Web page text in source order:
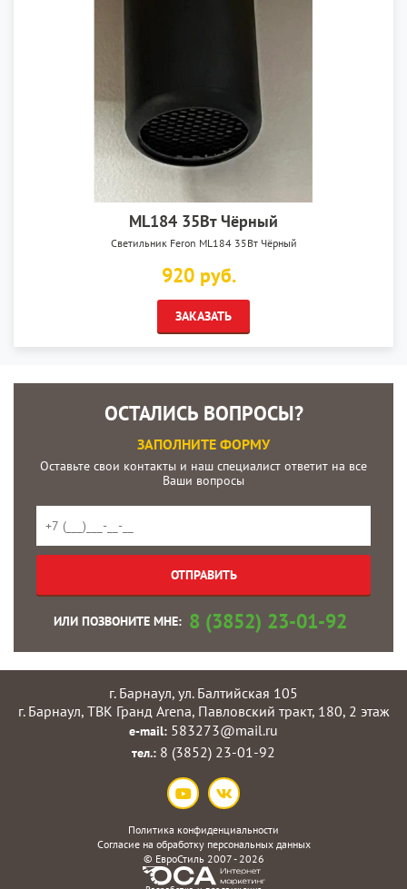
ML184 35Вт Чёрный
Светильник Feron ML184 35Вт Чёрный
920 руб.
ЗАКАЗАТЬ
ОСТАЛИСЬ ВОПРОСЫ?
ЗАПОЛНИТЕ ФОРМУ
Оставьте свои контакты и наш специалист ответит на все
Ваши вопросы
ИЛИ ПОЗВОНИТЕ МНЕ: 8 (3852) 23-01-92
г. Барнаул, ул. Балтийская 105
г. Барнаул, ТВК Гранд Arena, Павловский тракт, 180, 2 этаж
e-mail: 583273@mail.ru
тел.: 8 (3852) 23-01-92
Политика конфиденциальности
Согласие на обработку персональных данных
© ЕвроСтиль2007 - 2026